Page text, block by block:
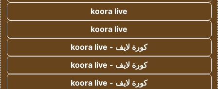
koora live
koora live
كورة لايف - koora live
كورة لايف - koora live
كورة لايف - koora live